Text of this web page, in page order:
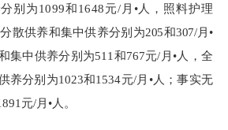
别为1099和1648元/ 月•人，照料护理
散供养和集中供养分别为205和307/月•
集中供养分别为511 和767元/ 月•人，全
养分别为1023和1534元/月•人；事实无
元/月•人。